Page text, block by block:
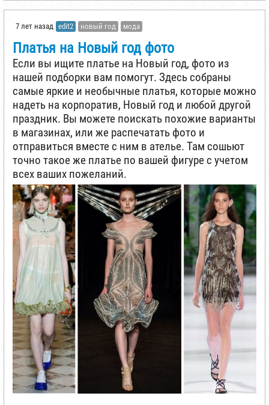
7 лет назад edit2 новый год мода
Платья на Новый год фото
Если вы ищите платье на Новый год, фото из
нашей подборки вам помогут. Здесь собраны
самые яркие и необычные платья, которые можно
надеть на корпоратив, Новый год и любой другой
праздник. Вы можете поискать похожие варианты
в магазинах, или же распечатать фото и
отправиться вместе с ним в ателье. Там сошьют
точно такое же платье по вашей фигуре с учетом
всех ваших пожеланий.